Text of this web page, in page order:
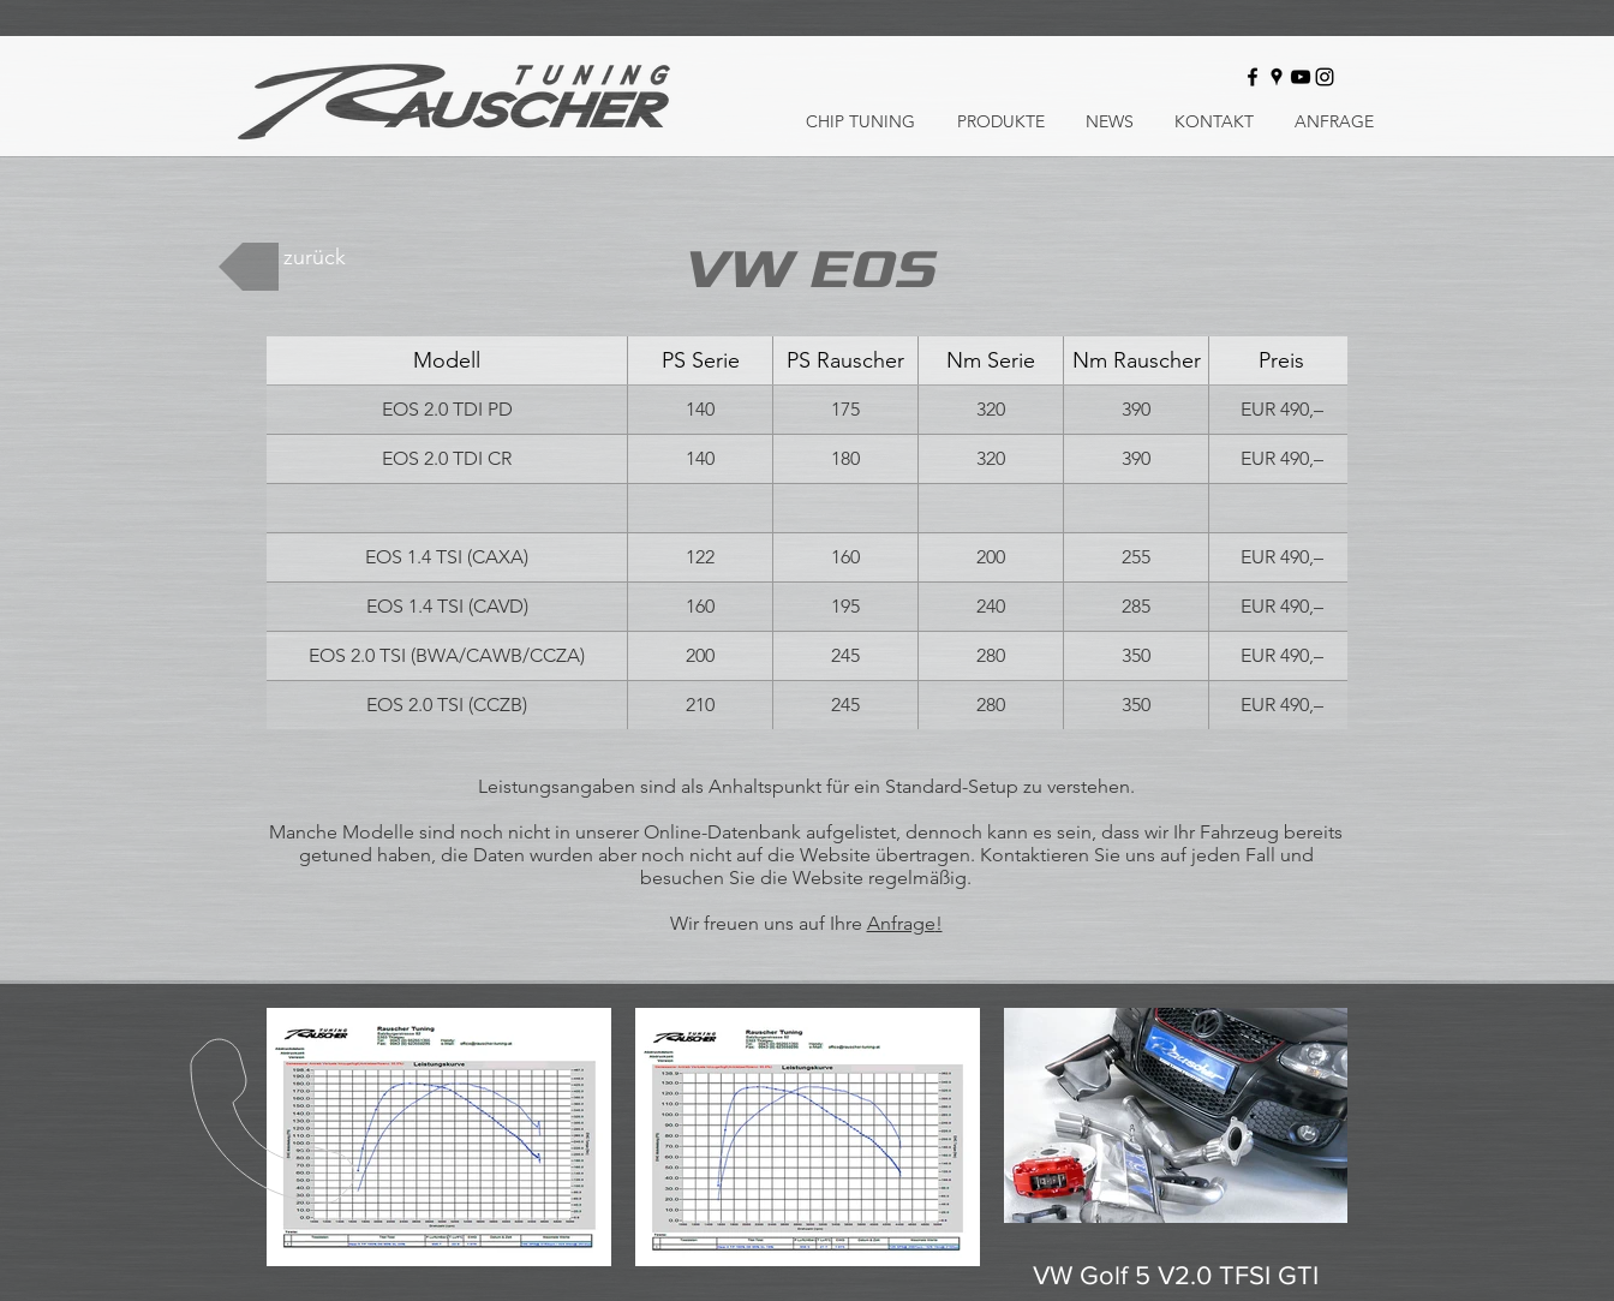
CHIP TUNING PRODUKTE NEWS KONTAKT ANFRAGE
VW EOS
Modell PS Serie PS Rauscher Nm Serie Nm Rauscher Preis
EOS 2.0 TDI PD 140 175 320 390 EUR 490,–
EOS 2.0 TDI CR 140 180 320 390 EUR 490,–
EOS 1.4 TSI (CAXA) 122 160 200 255 EUR 490,–
EOS 1.4 TSI (CAVD) 160 195 240 285 EUR 490,–
EOS 2.0 TSI (BWA/CAWB/CCZA) 200 245 280 350 EUR 490,–
EOS 2.0 TSI (CCZB) 210 245 280 350 EUR 490,–
Leistungsangaben sind als Anhaltspunkt für ein Standard-Setup zu verstehen.
Manche Modelle sind noch nicht in unserer Online-Datenbank aufgelistet, dennoch kann es sein, dass wir Ihr Fahrzeug bereits
getuned haben, die Daten wurden aber noch nicht auf die Website übertragen. Kontaktieren Sie uns auf jeden Fall und
besuchen Sie die Website regelmäßig.
Wir freuen uns auf Ihre Anfrage!
zurück
VW Golf 5 V2.0 TFSI GTI